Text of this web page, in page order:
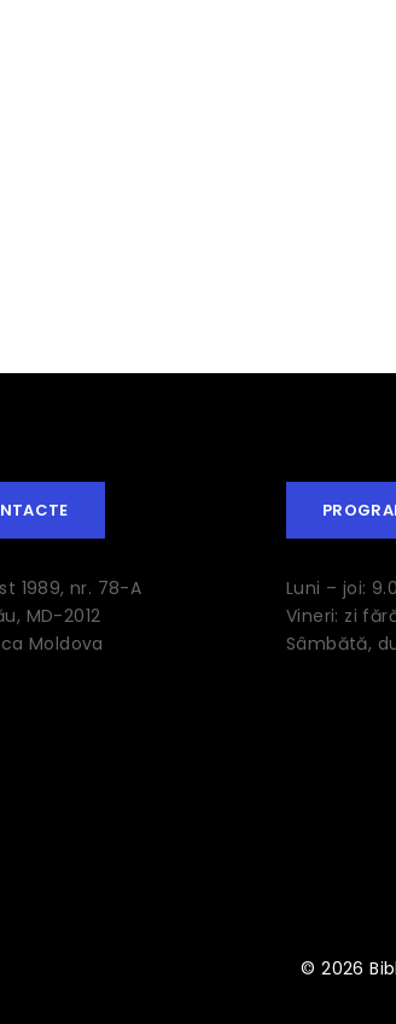
1989, nr. 78-A
MD-2012
Moldova
Luni – joi:
Vineri: zi
Sâmbătă,
© 2026